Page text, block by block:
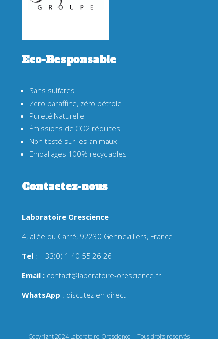
Eco-Responsable
Sans sulfates
Zéro paraffine, zéro pétrole
Pureté Naturelle
Émissions de CO2 réduites
Non testé sur les animaux
Emballages 100% recyclables
Contactez-nous
Laboratoire Orescience
4, allée du Carré, 92230 Gennevilliers, France
Tel :+ 33(0) 1 40 55 26 26
Email : contact@laboratoire-orescience.fr
WhatsApp : discutez en direct
Copyright 2024 Laboratoire Orescience | Tous droits réservés